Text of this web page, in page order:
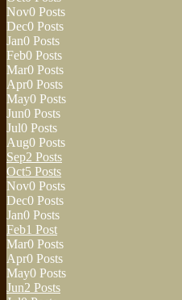
Nov0 Posts
Dec0 Posts
Jan0 Posts
Feb0 Posts
Mar0 Posts
Apr0 Posts
May0 Posts
Jun0 Posts
Jul0 Posts
Aug0 Posts
Sep2 Posts
Oct5 Posts
Nov0 Posts
Dec0 Posts
Jan0 Posts
Feb1 Post
Mar0 Posts
Apr0 Posts
May0 Posts
Jun2 Posts